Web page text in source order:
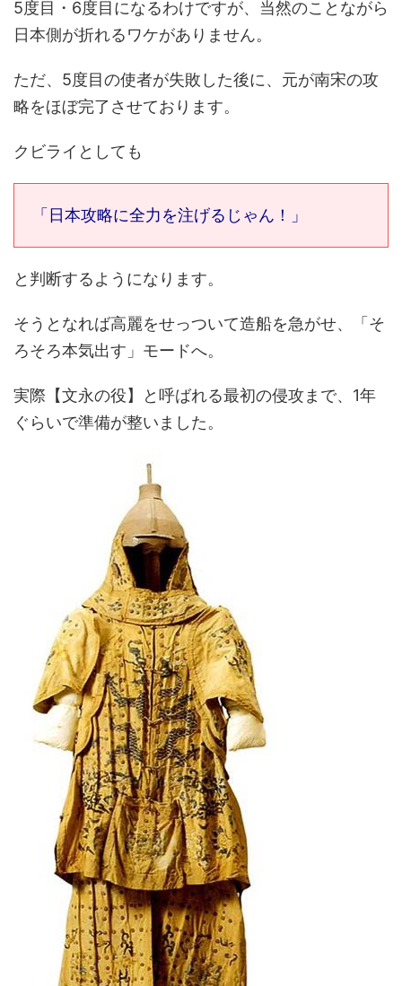
5度目・6度目になるわけですが、当然のことながら
日本側が折れるワケがありません。
ただ、5度目の使者が失敗した後に、元が南宋の攻
略をほぼ完了させております。
クビライとしても
「日本攻略に全力を注げるじゃん！」
と判断するようになります。
そうとなれば高麗をせっついて造船を急がせ、「そ
ろそろ本気出す」モードへ。
実際【文永の役】と呼ばれる最初の侵攻まで、1年
ぐらいで準備が整いました。